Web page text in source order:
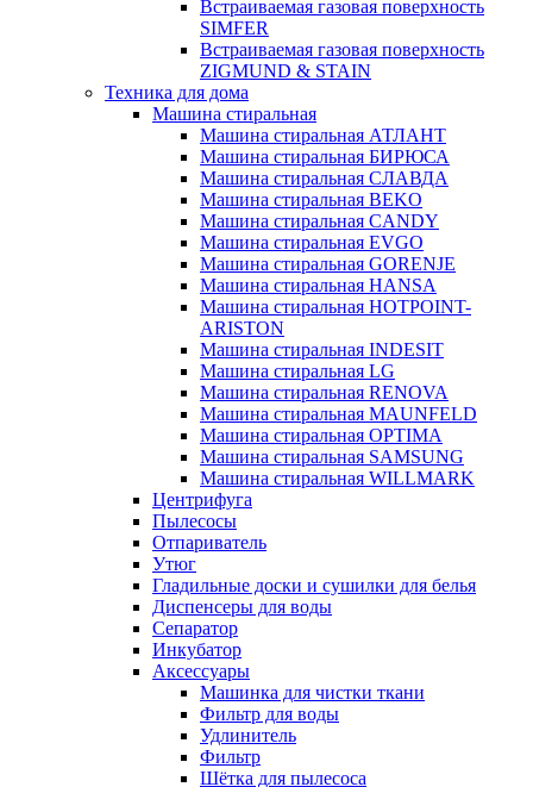
Встраиваемая газовая поверхность
SIMFER
Встраиваемая газовая поверхность
ZIGMUND & STAIN
Техника для дома
Машина стиральная
Машина стиральная АТЛАНТ
Машина стиральная БИРЮСА
Машина стиральная СЛАВДА
Машина стиральная BEKO
Машина стиральная CANDY
Машина стиральная EVGO
Машина стиральная GORENJE
Машина стиральная HANSA
Машина стиральная HOTPOINT-
ARISTON
Машина стиральная INDESIT
Машина стиральная LG
Машина стиральная RENOVA
Машина стиральная MAUNFELD
Машина стиральная OPTIMA
Машина стиральная SAMSUNG
Машина стиральная WILLMARK
Центрифуга
Пылесосы
Отпариватель
Утюг
Гладильные доски и сушилки для белья
Диспенсеры для воды
Сепаратор
Инкубатор
Аксессуары
Машинка для чистки ткани
Фильтр для воды
Удлинитель
Фильтр
Шётка для пылесоса